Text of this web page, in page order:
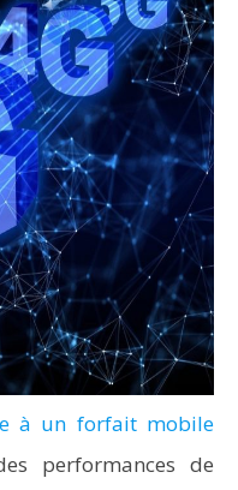
à un forfait mobile
performances de